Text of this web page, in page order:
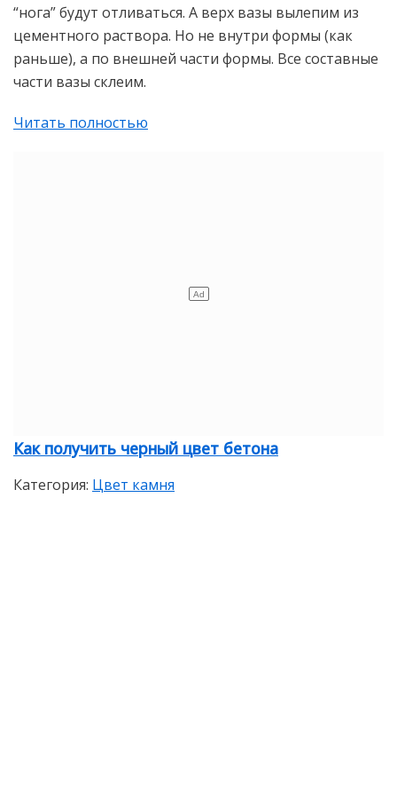
“нога” будут отливаться. А верх вазы вылепим из
цементного раствора. Но не внутри формы (как
раньше), а по внешней части формы. Все составные
части вазы склеим.
Читать полностью
Как получить черный цвет бетона
Категория: Цвет камня